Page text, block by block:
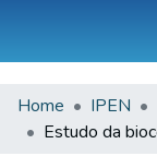
Sobre
Home IPEN